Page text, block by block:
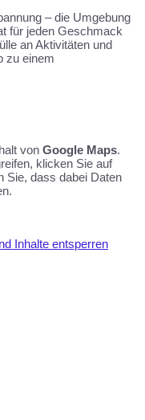
– die Umgebung
für jeden Geschmack
an Aktivitäten und
zu einem
von Google Maps.
klicken Sie auf
Sie, dass dabei Daten
Inhalte entsperren